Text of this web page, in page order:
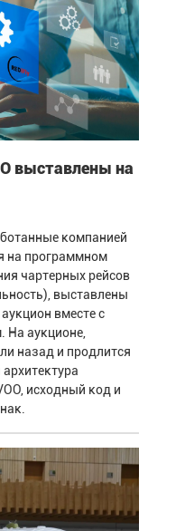
выставлены на
компанией
на программном
чартерных рейсов
выставлены
вместе с
На аукционе,
назад и продлится
исходный код и